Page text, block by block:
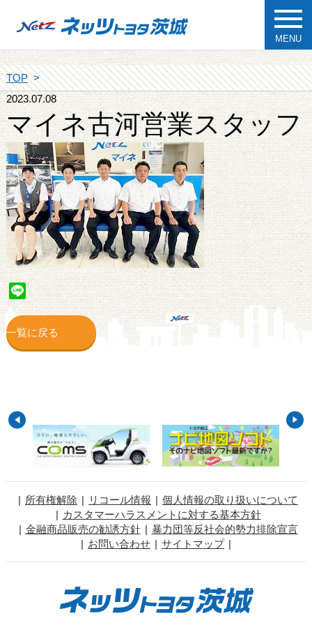
MENU
TOP
2023.07.08
マイネ古河営業スタッフ
Line
一覧に戻る
所有権解除 リコール情報
個人情報の取り扱いについて
カスタマーハラスメントに対する基本方針
金融商品販売の勧誘方針
暴力団等反社会的勢力排除宣言
お問い合わせ
サイトマップ